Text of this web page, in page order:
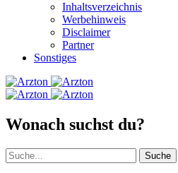
Inhaltsverzeichnis
Werbehinweis
Disclaimer
Partner
Sonstiges
Wonach suchst du?
Suche